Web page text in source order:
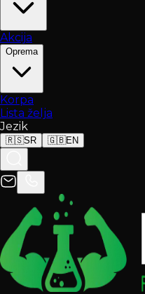
Akcija
Oprema
Korpa
Lista želja
Jezik
🇷🇸SR 🇬🇧EN